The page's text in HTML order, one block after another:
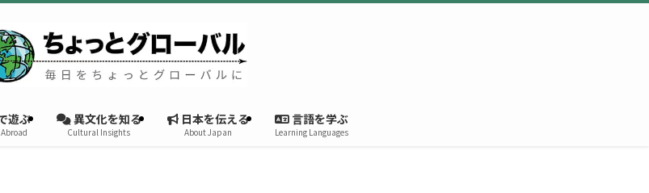
遊ぶ 異文化を知る
Cultural Insights
日本を伝える
About Japan
言語を学ぶ
Learning Languages